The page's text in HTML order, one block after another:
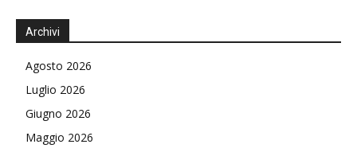
Archivi
Agosto 2026
Luglio 2026
Giugno 2026
Maggio 2026